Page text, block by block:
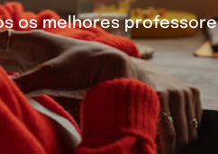
os melhores